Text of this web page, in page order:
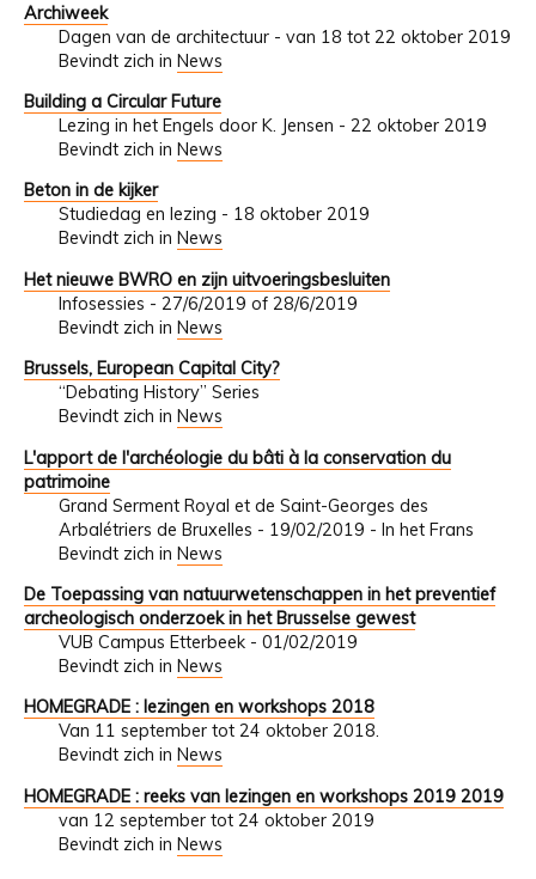
Archiweek
Dagen van de architectuur - van 18 tot 22 oktober 2019
Bevindt zich in News
Building a Circular Future
Lezing in het Engels door K. Jensen - 22 oktober 2019
Bevindt zich in News
Beton in de kijker
Studiedag en lezing - 18 oktober 2019
Bevindt zich in News
Het nieuwe BWRO en zijn uitvoeringsbesluiten
Infosessies - 27/6/2019 of 28/6/2019
Bevindt zich in News
Brussels, European Capital City?
“Debating History” Series
Bevindt zich in News
L'apport de l'archéologie du bâti à la conservation du
patrimoine
Grand Serment Royal et de Saint-Georges des
Arbalétriers de Bruxelles - 19/02/2019 - In het Frans
Bevindt zich in News
De Toepassing van natuurwetenschappen in het preventief
archeologisch onderzoek in het Brusselse gewest
VUB Campus Etterbeek - 01/02/2019
Bevindt zich in News
HOMEGRADE : lezingen en workshops 2018
Van 11 september tot 24 oktober 2018.
Bevindt zich in News
HOMEGRADE : reeks van lezingen en workshops 2019 2019
van 12 september tot 24 oktober 2019
Bevindt zich in News